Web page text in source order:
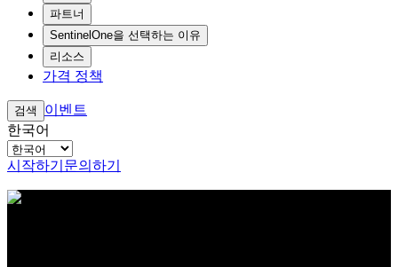
파트너
SentinelOne을 선택하는 이유
리소스
가격 정책
검색
이벤트
한국어
시작하기 문의하기
아이브로우 테스트 콘텐츠 텍스트